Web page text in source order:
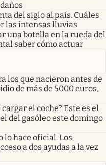
del siglo al país. Cuáles
las intensas lluvias
una botella en la rueda del
saber cómo actuar
los que nacieron antes de
de más de 5000 euros,
el coche? Este es el
del gasóleo este domingo
lo hace oficial. Los
a dos ayudas a la vez